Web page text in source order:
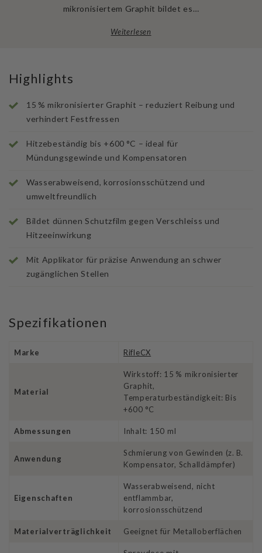
mikronisiertem Graphit bildet es…
Weiterlesen
Highlights
15 % mikronisierter Graphit – reduziert Reibung und
verhindert Festfressen
Hitzebeständig bis +600 °C – ideal für
Mündungsgewinde und Kompensatoren
Wasserabweisend, korrosionsschützend und
umweltfreundlich
Bildet dünnen Schutzfilm gegen Verschleiss und
Hitzeeinwirkung
Mit Applikator für präzise Anwendung an schwer
zugänglichen Stellen
Spezifikationen
Marke RifleCX
Material
Wirkstoff: 15 % mikronisierter
Graphit,
Temperaturbeständigkeit: Bis
+600 °C
Abmessungen Inhalt: 150 ml
Anwendung
Schmierung von Gewinden (z. B.
Kompensator, Schalldämpfer)
Eigenschaften
Wasserabweisend, nicht
entflammbar,
korrosionsschützend
Materialverträglichkeit Geeignet für Metalloberflächen